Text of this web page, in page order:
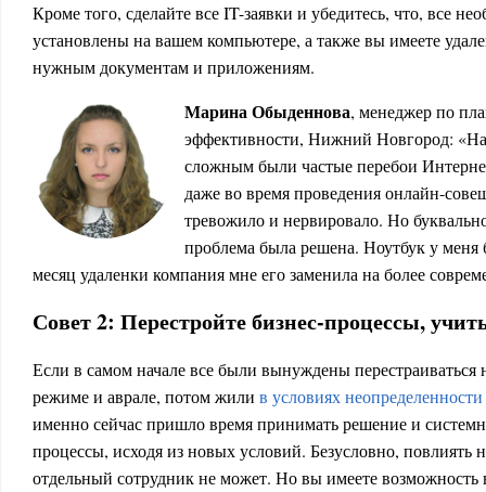
Кроме того, сделайте все IT-заявки и убедитесь, что, все
установлены на вашем компьютере, а также вы имеете
нужным документам и приложениям.
Марина Обыденнова, менеджер по
эффективности, Нижний Новгород:
сложным были частые перебои
даже во время проведения онлайн-
тревожило и нервировало. Но
проблема была решена. Ноутбук у меня
месяц удаленки компания мне его заменила на более
Совет 2: Перестройте бизнес-процессы,
Если в самом начале все были вынуждены перестраиваться
режиме и аврале, потом жили в условиях неопределенности
именно сейчас пришло время принимать решение и
процессы, исходя из новых условий. Безусловно, повлиять
отдельный сотрудник не может. Но вы имеете возможность